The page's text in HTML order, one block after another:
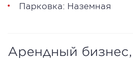
Парковка: Наземная
Арендный бизнес,